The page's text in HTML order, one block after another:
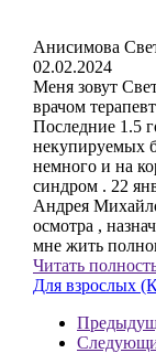
Анисимова
02.02.2024
Меня зовут
врачом
Последние 1.5
некупируемых
немного и на
синдром . 22
Андрея
осмотра ,
мне жить
Читать
Для взрослых